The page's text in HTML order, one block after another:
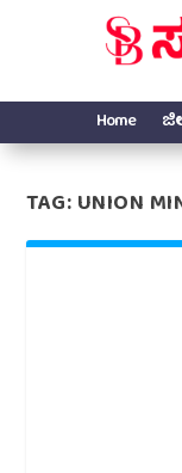
Home
TAG:UNION